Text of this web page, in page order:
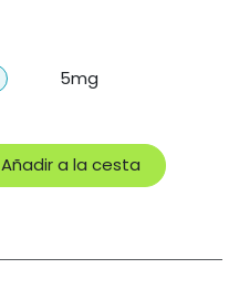
5mg
Añadir a la cesta